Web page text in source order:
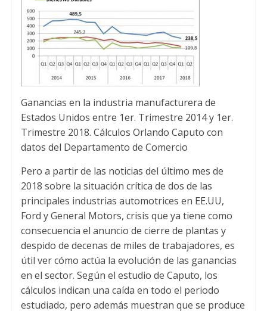
Ganancias en la industria manufacturera de
Estados Unidos entre 1er. Trimestre 2014 y 1er.
Trimestre 2018. Cálculos Orlando Caputo con
datos del Departamento de Comercio
Pero a partir de las noticias del último mes de
2018 sobre la situación crítica de dos de las
principales industrias automotrices en EE.UU,
Ford y General Motors, crisis que ya tiene como
consecuencia el anuncio de cierre de plantas y
despido de decenas de miles de trabajadores, es
útil ver cómo actúa la evolución de las ganancias
en el sector. Según el estudio de Caputo, los
cálculos indican una caída en todo el periodo
estudiado, pero además muestran que se produce